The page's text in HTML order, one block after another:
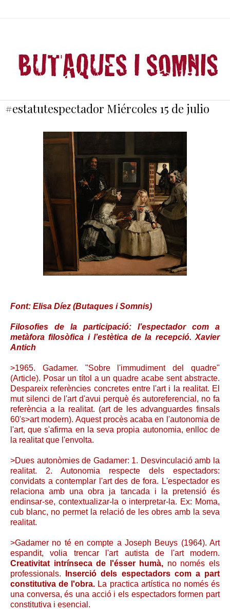
#estatutespectador Miércoles 15 de julio
Font: Elisa Díez (Butaques i Somnis)
Filosofies de la participació: l’espectador com a
metàfora filosòfica i l’estètica de la recepció. Xavier
Antich
>1965. Gadamer. "Sobre l'immudiment del quadre"
(Article). Posar un títol a un quadre acabe sent abstracte.
Despareix referències concretes entre l'art i la realitat. El
mut silenci de l'art d'avui perquè és autoreferencial, no fa
referència a la realitat. (art de les advanguardes finsals
60's>art modern). Aquest procès acaba en l'autonomia de
l'art, que s'afirma en la seva propia autonomia, enlloc de
la realitat que l'envolta.
>Dues autonòmies de Gadamer: 1. Desvinculació amb la
realitat. 2. Autonomia respecte dels espectadors:
convidats a contemplar l'art des de fora. L'espectador es
relaciona amb una obra ja tancada i la pretensió és
endinsar-se, contextualizar-la o interpretar-la. Ex: Moma,
cub blanc, no permet la relació de les obres amb la seva
realitat.
>Gadamer no té en compte a Joseph Beuys (1964). Art
espandit, volia trencar l'art autista de l'art modern.
Creativitat intrínseca de l'ésser humà, no només els
professionals.
Inserció dels espectadors com a part
constitutiva de l'obra. La practica artística no només és
una conversa, és una acció i els espectadors formen part
constitutiva i esencial.